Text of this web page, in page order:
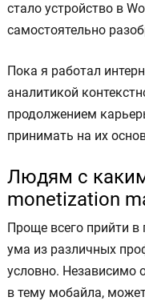
стало устройство в
самостоятельно
Пока я работал
аналитикой
продолжением
принимать на их
Людям с каким
monetization
Проще всего прийти
ума из различных
условно. Независимо
в тему мобайла,